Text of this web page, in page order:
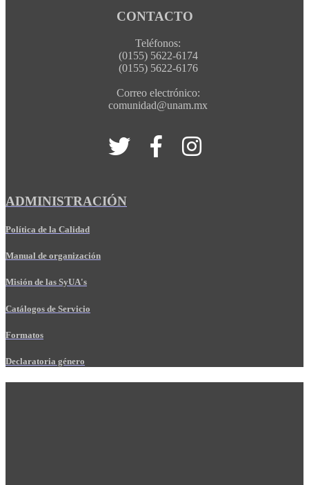
CONTACTO
Teléfonos:
(0155) 5622-6174
(0155) 5622-6176
Correo electrónico:
comunidad@unam.mx
ADMINISTRACIÓN
Política de la Calidad
Manual de organización
Misión de las SyUA's
Catálogos de Servicio
Formatos
Declaratoria género